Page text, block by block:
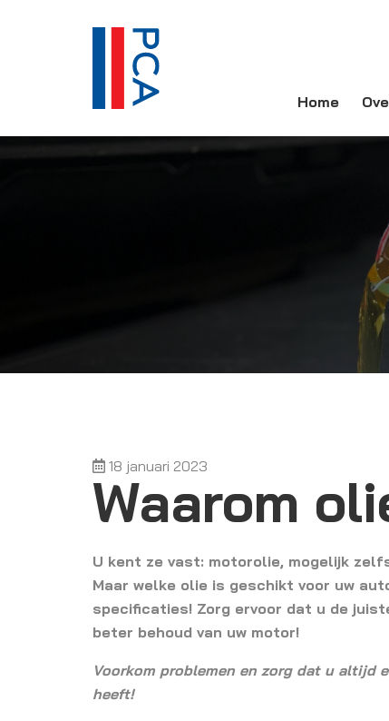
Home
18 januari 2023
Waarom
U kent ze vast: motorolie, mogelijk
Maar welke olie is geschikt voor uw
specificaties! Zorg ervoor dat u de
beter behoud van uw motor!
Voorkom problemen en zorg dat u altijd
heeft!